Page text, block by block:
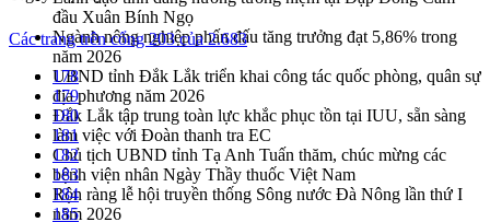
đầu Xuân Bính Ngọ
Ngành nông nghiệp phấn đấu tăng trưởng đạt 5,86% trong
năm 2026
UBND tỉnh Đắk Lắk triển khai công tác quốc phòng, quân sự
địa phương năm 2026
Đắk Lắk tập trung toàn lực khắc phục tồn tại IUU, sẵn sàng
làm việc với Đoàn thanh tra EC
Chủ tịch UBND tỉnh Tạ Anh Tuấn thăm, chúc mừng các
bệnh viện nhân Ngày Thầy thuốc Việt Nam
Rộn ràng lễ hội truyền thống Sông nước Đà Nông lần thứ I
năm 2026
Các trang trên cổng 203 của 2.683
178
179
180
181
182
183
184
185